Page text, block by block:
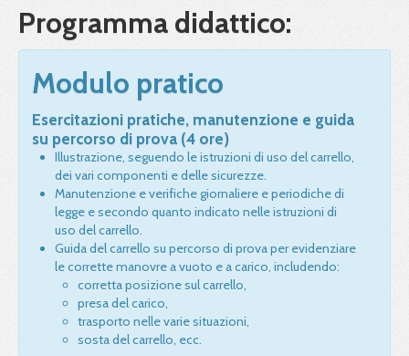
Programma didattico:
Modulo pratico
Esercitazioni pratiche, manutenzione e guida
su percorso di prova (4 ore)
Illustrazione, seguendo le istruzioni di uso del carrello,
dei vari componenti e delle sicurezze.
Manutenzione e verifiche giornaliere e periodiche di
legge e secondo quanto indicato nelle istruzioni di
uso del carrello.
Guida del carrello su percorso di prova per evidenziare
le corrette manovre a vuoto e a carico, includendo:
corretta posizione sul carrello,
presa del carico,
trasporto nelle varie situazioni,
sosta del carrello, ecc.